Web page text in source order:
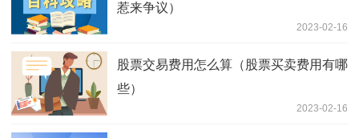
惹来争议）
2023-02-16
股票交易费用怎么算（股票买卖费用有哪
些）
2023-02-16